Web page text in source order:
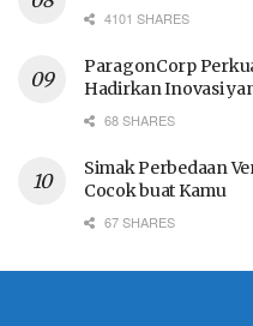
4101 SHARES
ParagonCorp
Hadirkan Inovasi
68 SHARES
Simak Perbedaan
Cocok buat Kamu
67 SHARES